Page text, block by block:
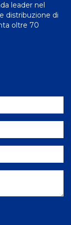
leader nel
distribuzione di
oltre 70